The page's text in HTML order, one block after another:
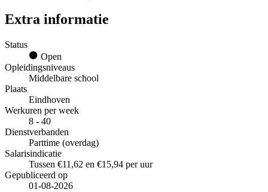
Extra informatie
Status
Open
Opleidingsniveaus
Middelbare school
Plaats
Eindhoven
Werkuren per week
8 - 40
Dienstverbanden
Parttime (overdag)
Salarisindicatie
Tussen €11,62 en €15,94 per uur
Gepubliceerd op
01-08-2026